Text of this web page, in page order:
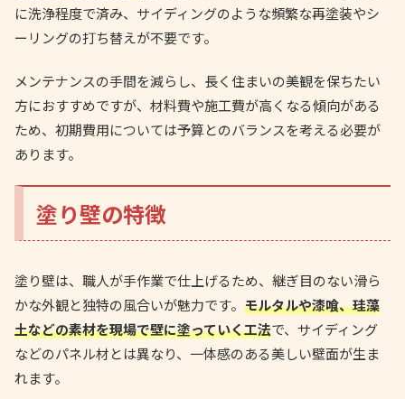
に洗浄程度で済み、サイディングのような頻繁な再塗装やシ
ーリングの打ち替えが不要です。
メンテナンスの手間を減らし、長く住まいの美観を保ちたい
方におすすめですが、材料費や施工費が高くなる傾向がある
ため、初期費用については予算とのバランスを考える必要が
あります。
塗り壁の特徴
塗り壁は、職人が手作業で仕上げるため、継ぎ目のない滑ら
かな外観と独特の風合いが魅力です。 モルタルや漆喰、珪藻
土などの素材を現場で壁に塗っていく工法で、サイディング
などのパネル材とは異なり、一体感のある美しい壁面が生ま
れます。